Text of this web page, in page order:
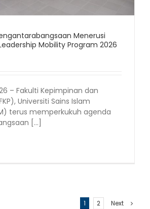
Menerusi
Mobility Program 2026
– Fakulti Kepimpinan dan
Universiti Sains Islam
terus memperkukuh agenda
[...]
1 2 Next